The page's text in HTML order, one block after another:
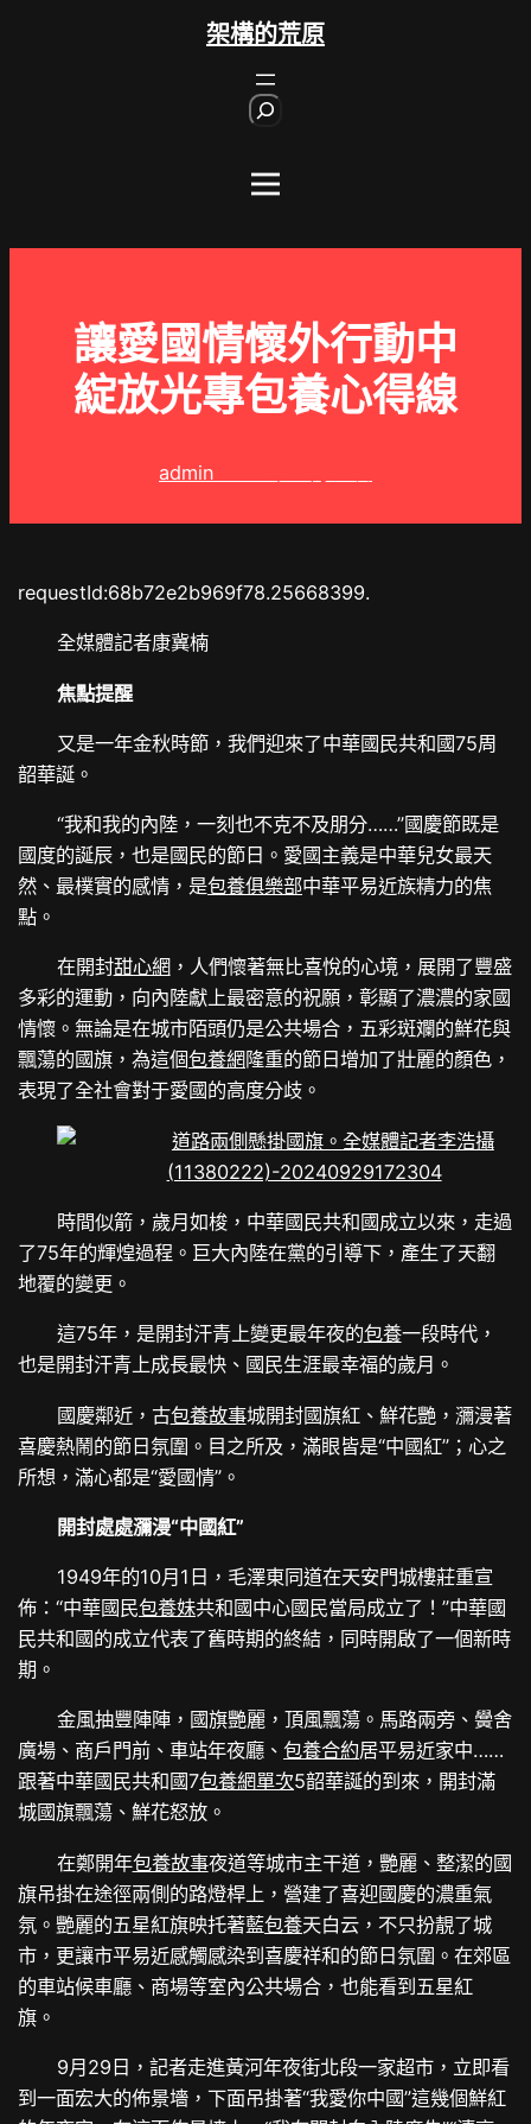
架構的荒原
讓愛國情懷外行動中
綻放光專包養心得線
admin
requestId:68b72e2b969f78.25668399.
全媒體記者康冀楠
焦點提醒
又是一年金秋時節，我們迎來了中華國民共和國75周
韶華誕。
“我和我的內陸，一刻也不克不及朋分……”國慶節既是
國度的誕辰，也是國民的節日。愛國主義是中華兒女最天
然、最樸實的感情，是包養俱樂部中華平易近族精力的焦
點。
在開封甜心網 ，人們懷著無比喜悅的心境，展開了豐盛
多彩的運動，向內陸獻上最密意的祝願，彰顯了濃濃的家國
情懷。無論是在城市陌頭仍是公共場合，五彩斑斕的鮮花與
飄蕩的國旗，為這個包養網隆重的節日增加了壯麗的顏色，
表現了全社會對于愛國的高度分歧。
時間似箭，歲月如梭，中華國民共和國成立以來，走過
了75年的輝煌過程。巨大內陸在黨的引導下，產生了天翻
地覆的變更。
這75年，是開封汗青上變更最年夜的包養一段時代，
也是開封汗青上成長最快、國民生涯最幸福的歲月。
國慶鄰近，古包養故事城開封國旗紅、鮮花艷，瀰漫著
喜慶熱鬧的節日氛圍。目之所及，滿眼皆是“中國紅”；心之
所想，滿心都是“愛國情”。
開封處處瀰漫“中國紅”
1949年的10月1日，毛澤東同道在天安門城樓莊重宣
佈：“中華國民包養妹共和國中心國民當局成立了！”中華國
民共和國的成立代表了舊時期的終結，同時開啟了一個新時
期。
金風抽豐陣陣，國旗艷麗，頂風飄蕩。馬路兩旁、黌舍
廣場、商戶門前、車站年夜廳、包養合約居平易近家中……
跟著中華國民共和國7包養網單次5韶華誕的到來，開封滿
城國旗飄蕩、鮮花怒放。
在鄭開年包養故事夜道等城市主干道，艷麗、整潔的國
旗吊掛在途徑兩側的路燈桿上，營建了喜迎國慶的濃重氣
氛。艷麗的五星紅旗映托著藍包養天白云，不只扮靚了城
市，更讓市平易近感觸感染到喜慶祥和的節日氛圍。在郊區
的車站候車廳、商場等室內公共場合，也能看到五星紅
旗。
9月29日，記者走進黃河年夜街北段一家超市，立即看
到一面宏大的佈景墻，下面吊掛著“我愛你中國”這幾個鮮紅